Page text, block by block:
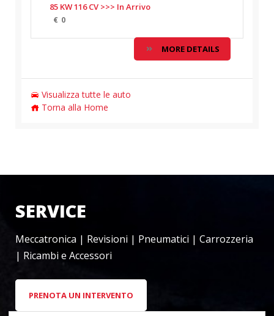
85 KW 116 CV >>> In Arrivo
€ 0
MORE DETAILS
Visualizza tutte le auto
Torna alla Home
SERVICE
Meccatronica | Revisioni | Pneumatici | Carrozzeria
| Ricambi e Accessori
PRENOTA UN INTERVENTO